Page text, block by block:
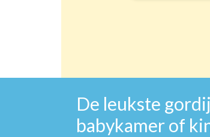
De leukste
babykamer of